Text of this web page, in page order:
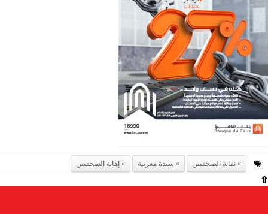
نقابة الصحفيين سيدة مغربية إهانة الصحفيين
⇧